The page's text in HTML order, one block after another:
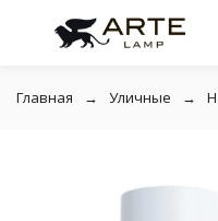
Главная Уличные